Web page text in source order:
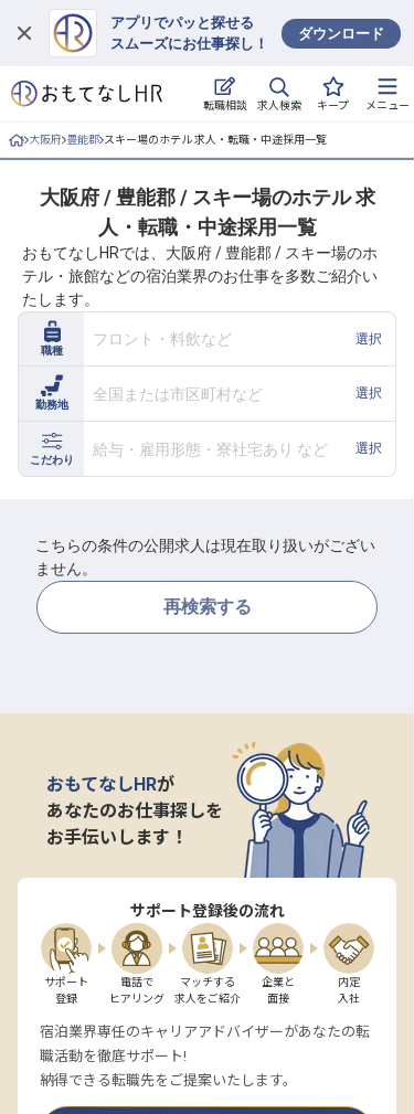
アプリでパッと探せる
スムーズにお仕事探し！
ダウンロード
転職相談 求人検索 キープ メニュー
ログイン
求人・施設を探す
就職・転職 合同説明会
おもてなしHRについて
ご利用の流れ
よくある質問
ホテル・宿泊業界情報コラム
大阪府 豊能郡 スキー場のホテル 求人・転職・中途採用一覧
大阪府 / 豊能郡 / スキー場のホテル 求
人・転職・中途採用一覧
おもてなしHRでは、大阪府 / 豊能郡 / スキー場のホ
テル・旅館などの宿泊業界のお仕事を多数ご紹介い
たします。
職種
フロント・料飲など 選択
勤務地
全国または市区町村など 選択
こだわり
給与・雇用形態・寮社宅あり など 選択
こちらの条件の公開求人は現在取り扱いがござい
ません。
再検索する
おもてなしHRが
あなたのお仕事探しを
お手伝いします！
サポート登録後の流れ
サポート
登録
電話で
ヒアリング
マッチする
求人をご紹介
企業と
面接
内定
入社
宿泊業界専任のキャリアアドバイザーがあなたの転
職活動を徹底サポート!
納得できる転職先をご提案いたします。